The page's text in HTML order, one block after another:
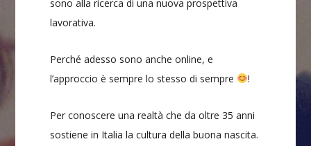
sono alla ricerca di una nuova prospettiva
lavorativa.
Perché adesso sono anche online, e
l’approccio è sempre lo stesso di sempre
!
Per conoscere una realtà che da oltre 35 anni
sostiene in Italia la cultura della buona nascita.